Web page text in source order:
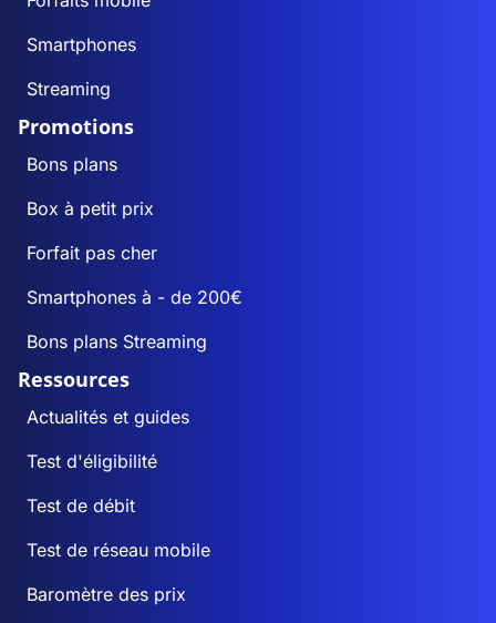
Smartphones
Streaming
Promotions
Bons plans
Box à petit prix
Forfait pas cher
Smartphones à - de 200€
Bons plans Streaming
Ressources
Actualités et guides
Test d'éligibilité
Test de débit
Test de réseau mobile
Baromètre des prix